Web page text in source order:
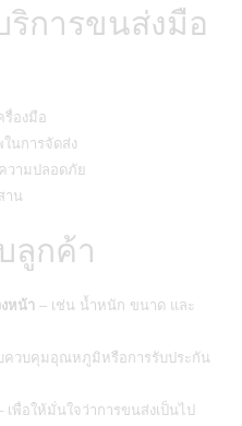
การขนส่งมือ
รื่องมือ
นการจัดส่ง
วามปลอดภัย
าน
ลูกค้า
หน้า – เช่น น้ำหนัก ขนาด และ
ควบคุมอุณหภูมิหรือการรับประกัน
เพื่อให้มั่นใจว่าการขนส่งเป็นไป